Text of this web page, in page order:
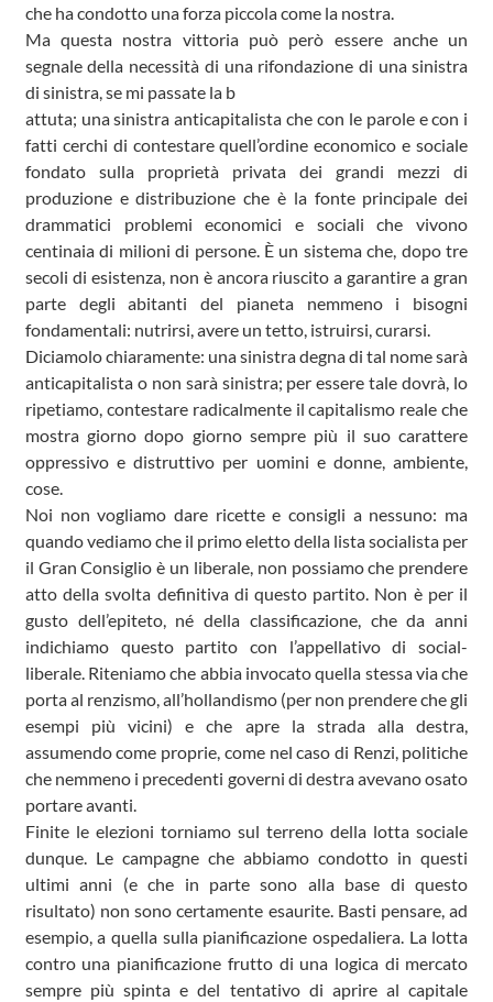
che ha condotto una forza piccola come la nostra.
Ma questa nostra vittoria può però essere anche un
segnale della necessità di una rifondazione di una sinistra
di sinistra, se mi passate la b
attuta; una sinistra anticapitalista che con le parole e con i
fatti cerchi di contestare quell’ordine economico e sociale
fondato sulla proprietà privata dei grandi mezzi di
produzione e distribuzione che è la fonte principale dei
drammatici problemi economici e sociali che vivono
centinaia di milioni di persone. È un sistema che, dopo tre
secoli di esistenza, non è ancora riuscito a garantire a gran
parte degli abitanti del pianeta nemmeno i bisogni
fondamentali: nutrirsi, avere un tetto, istruirsi, curarsi.
Diciamolo chiaramente: una sinistra degna di tal nome sarà
anticapitalista o non sarà sinistra; per essere tale dovrà, lo
ripetiamo, contestare radicalmente il capitalismo reale che
mostra giorno dopo giorno sempre più il suo carattere
oppressivo e distruttivo per uomini e donne, ambiente,
cose.
Noi non vogliamo dare ricette e consigli a nessuno: ma
quando vediamo che il primo eletto della lista socialista per
il Gran Consiglio è un liberale, non possiamo che prendere
atto della svolta definitiva di questo partito. Non è per il
gusto dell’epiteto, né della classificazione, che da anni
indichiamo questo partito con l’appellativo di social-
liberale. Riteniamo che abbia invocato quella stessa via che
porta al renzismo, all’hollandismo (per non prendere che gli
esempi più vicini) e che apre la strada alla destra,
assumendo come proprie, come nel caso di Renzi, politiche
che nemmeno i precedenti governi di destra avevano osato
portare avanti.
Finite le elezioni torniamo sul terreno della lotta sociale
dunque. Le campagne che abbiamo condotto in questi
ultimi anni (e che in parte sono alla base di questo
risultato) non sono certamente esaurite. Basti pensare, ad
esempio, a quella sulla pianificazione ospedaliera. La lotta
contro una pianificazione frutto di una logica di mercato
sempre più spinta e del tentativo di aprire al capitale